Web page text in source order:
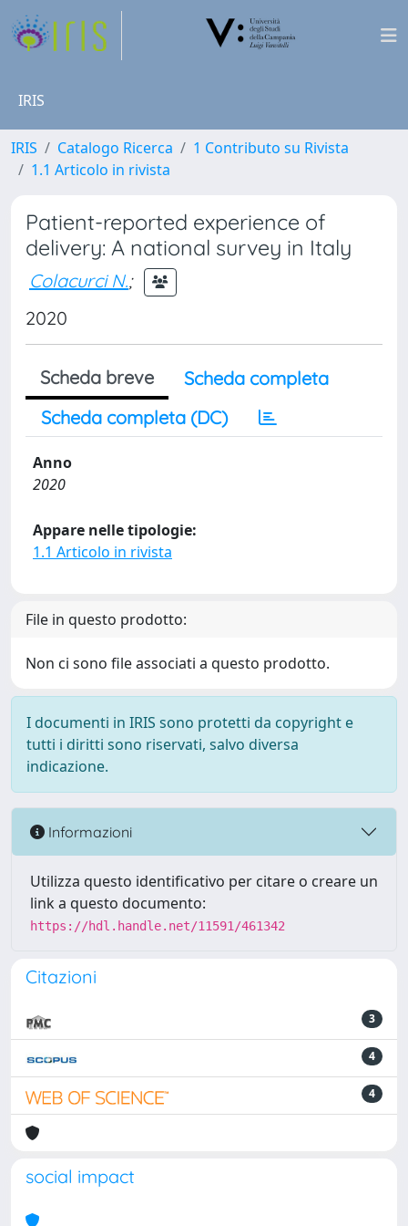
IRIS
IRIS Catalogo Ricerca
1 Contributo su Rivista
1.1 Articolo in rivista
Patient-reported experience of
delivery: A national survey in Italy
Colacurci N.;
2020
Scheda breve
Scheda completa
Scheda completa (DC)
Anno
2020
Appare nelle tipologie:
1.1 Articolo in rivista
File in questo prodotto:
Non ci sono file associati a questo prodotto.
I documenti in IRIS sono protetti da copyright e
tutti i diritti sono riservati, salvo diversa
indicazione.
Informazioni
Utilizza questo identificativo per citare o creare un
link a questo documento:
https://hdl.handle.net/11591/461342
Citazioni
3
4
4
social impact